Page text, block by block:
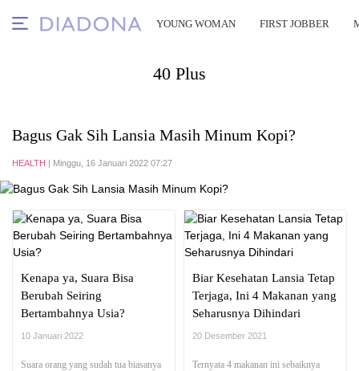
YOUNG WOMAN FIRST JOBBER
40 Plus
Bagus Gak Sih Lansia Masih Minum Kopi?
HEALTH | Minggu, 16 Januari 2022 07:27
Kenapa ya, Suara Bisa
Berubah Seiring
Bertambahnya Usia?
10 Januari 2022
Suara orang yang sudah tua biasanya
Biar Kesehatan Lansia Tetap
Terjaga, Ini 4 Makanan yang
Seharusnya Dihindari
20 Desember 2021
Ternyata 4 makanan ini sebaiknya